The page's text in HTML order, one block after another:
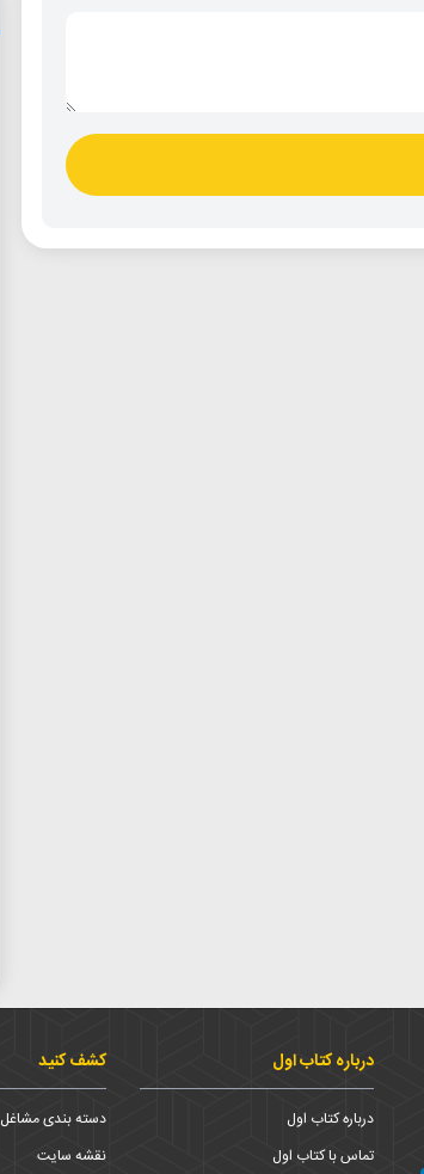
درباره کتاب اول
درباره کتاب اول
تماس با کتاب اول
کشف کنید
دسته بندی مشاغل
نقشه سایت